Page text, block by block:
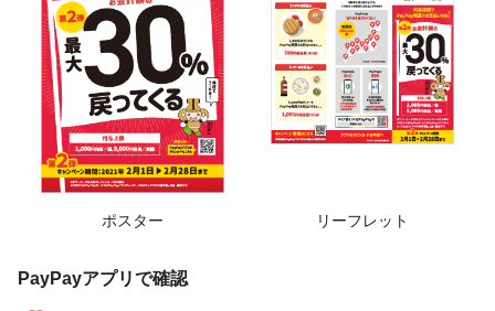
ポスター リーフレット
PayPayアプリで確認